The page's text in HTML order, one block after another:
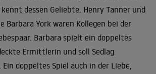
dessen Geliebte. Henry Tanner und
Barbara York waren Kollegen bei der
Barbara spielt ein doppeltes
Ermittlerin und soll Sedlag
doppeltes Spiel auch in der Liebe,